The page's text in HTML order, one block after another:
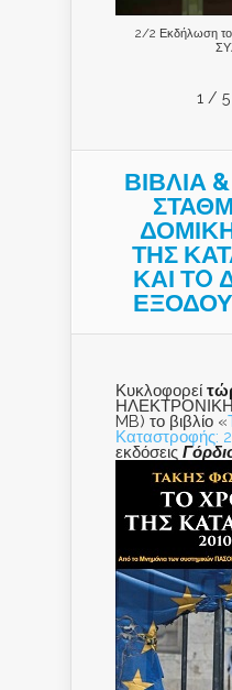
2/2 Εκδήλωση
1 / 5
ΒΙΒΛΙΑ
ΤΗΣ
ΚΑΙ ΤO
Κυκλοφορεί
MB) το βιβλίο «
Καταστροφής:
εκδόσεις